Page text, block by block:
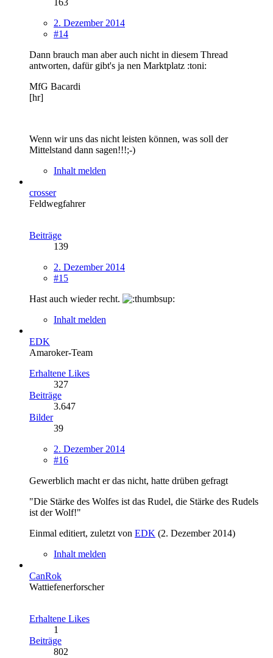
2. Dezember 2014
#14
Dann brauch man aber auch nicht in diesem Thread
antworten, dafür gibt's ja nen Marktplatz :toni:
MfG Bacardi
[hr]
Wenn wir uns das nicht leisten können, was soll der
Mittelstand dann sagen!!!;-)
Inhalt melden
crosser
Feldwegfahrer
Beiträge
139
2. Dezember 2014
#15
Hast auch wieder recht.
Inhalt melden
EDK
Amaroker-Team
Erhaltene Likes
327
Beiträge
3.647
Bilder
39
2. Dezember 2014
#16
Gewerblich macht er das nicht, hatte drüben gefragt
"Die Stärke des Wolfes ist das Rudel, die Stärke des Rudels
ist der Wolf!"
Einmal editiert, zuletzt von EDK (2. Dezember 2014)
Inhalt melden
CanRok
Wattiefenerforscher
Erhaltene Likes
1
Beiträge
802